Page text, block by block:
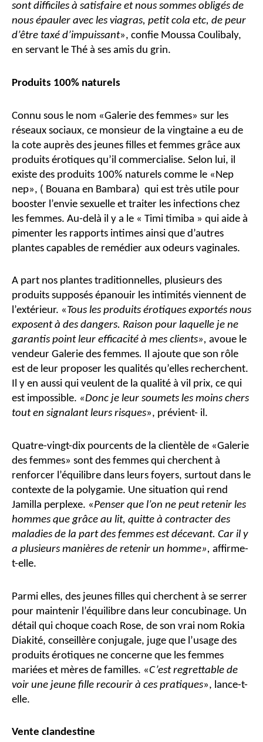
sont difficiles à satisfaire et nous sommes obligés de
nous épauler avec les viagras, petit cola etc, de peur
d’être taxé d’impuissant», confie Moussa Coulibaly,
en servant le Thé à ses amis du grin.
Produits 100% naturels
Connu sous le nom «Galerie des femmes» sur les
réseaux sociaux, ce monsieur de la vingtaine a eu de
la cote auprès des jeunes filles et femmes grâce aux
produits érotiques qu’il commercialise. Selon lui, il
existe des produits 100% naturels comme le «Nep
nep», ( Bouana en Bambara) qui est très utile pour
booster l’envie sexuelle et traiter les infections chez
les femmes. Au-delà il y a le « Timi timiba » qui aide à
pimenter les rapports intimes ainsi que d’autres
plantes capables de remédier aux odeurs vaginales.
A part nos plantes traditionnelles, plusieurs des
produits supposés épanouir les intimités viennent de
l’extérieur. «Tous les produits érotiques exportés nous
exposent à des dangers. Raison pour laquelle je ne
garantis point leur efficacité à mes clients», avoue le
vendeur Galerie des femmes. Il ajoute que son rôle
est de leur proposer les qualités qu’elles recherchent.
Il y en aussi qui veulent de la qualité à vil prix, ce qui
est impossible. «Donc je leur soumets les moins chers
tout en signalant leurs risques», prévient- il.
Quatre-vingt-dix pourcents de la clientèle de «Galerie
des femmes» sont des femmes qui cherchent à
renforcer l’équilibre dans leurs foyers, surtout dans le
contexte de la polygamie. Une situation qui rend
Jamilla perplexe. «Penser que l’on ne peut retenir les
hommes que grâce au lit, quitte à contracter des
maladies de la part des femmes est décevant. Car il y
a plusieurs manières de retenir un homme», affirme-
t-elle.
Parmi elles, des jeunes filles qui cherchent à se serrer
pour maintenir l’équilibre dans leur concubinage. Un
détail qui choque coach Rose, de son vrai nom Rokia
Diakité, conseillère conjugale, juge que l’usage des
produits érotiques ne concerne que les femmes
mariées et mères de familles. «C’est regrettable de
voir une jeune fille recourir à ces pratiques», lance-t-
elle.
Vente clandestine